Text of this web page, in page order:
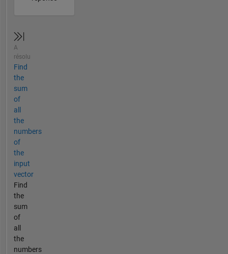
A
résolu
Find
the
sum
of
all
the
numbers
of
the
input
vector
Find
the
sum
of
all
the
numbers